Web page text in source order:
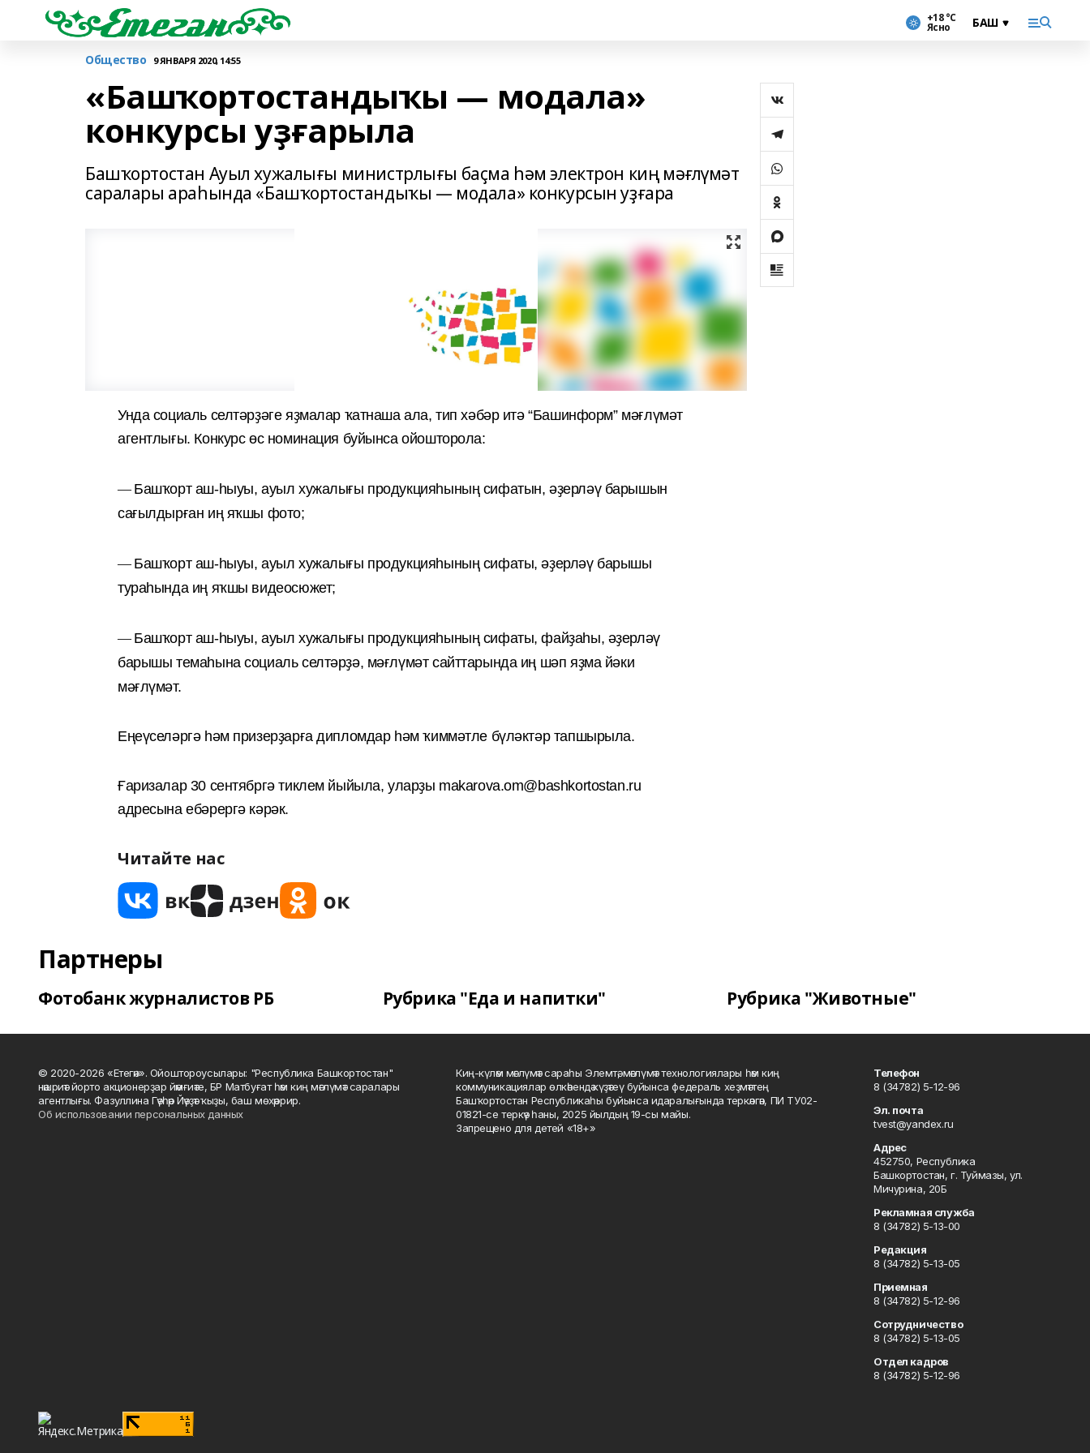
+18 °С
Ясно
Общество 9 ЯНВАРЯ 2020, 14:55
«Башҡортостандыҡы — модала»
конкурсы уҙғарыла
Башҡортостан Ауыл хужалығы министрлығы баҫма һәм электрон киң мәғлүмәт
саралары араһында «Башҡортостандыҡы — модала» конкурсын уҙғара
Унда социаль селтәрҙәге яҙмалар ҡатнаша ала, тип хәбәр итә “Башинформ” мәғлүмәт
агентлығы. Конкурс өс номинация буйынса ойошторола:
— Башҡорт аш-һыуы, ауыл хужалығы продукцияһының сифатын, әҙерләү барышын
сағылдырған иң яҡшы фото;
— Башҡорт аш-һыуы, ауыл хужалығы продукцияһының сифаты, әҙерләү барышы
тураһында иң яҡшы видеосюжет;
— Башҡорт аш-һыуы, ауыл хужалығы продукцияһының сифаты, файҙаһы, әҙерләү
барышы темаһына социаль селтәрҙә, мәғлүмәт сайттарында иң шәп яҙма йәки
мәғлүмәт.
Еңеүселәргә һәм призерҙарға дипломдар һәм ҡиммәтле бүләктәр тапшырыла.
Ғаризалар 30 сентябргә тиклем йыйыла, уларҙы makarova.om@bashkortostan.ru
адресына ебәрергә кәрәк.
Читайте нас
Партнеры
Фотобанк журналистов РБ Рубрика "Еда и напитки" Рубрика "Животные"
© 2020-2026 «Етегән». Ойоштороусылары: "Республика Башкортостан"
нәшриәт йорто акционерҙар йәмғиәте, БР Матбуғат һәм киң мәғлүмәт саралары
агентлығы. Фазуллина Гәүһәр Йәүҙәт ҡыҙы, баш мөхәррир.
Об использовании персональных данных
Киң-күләм мәғлүмәт сараһы Элемтә, мәғлүмәт технологиялары һәм киң
коммуникациялар өлкәһендә күҙәтеү буйынса федераль хеҙмәттең
Башҡортостан Республикаһы буйынса идаралығында теркәлгән, ПИ ТУ02-
01821-се теркәү һаны, 2025 йылдың 19-сы майы.
Запрещено для детей «18+»
Телефон
8 (34782) 5-12-96
Эл. почта
tvest@yandex.ru
Адрес
452750, Республика
Башкортостан, г. Туймазы, ул.
Мичурина, 20Б
Рекламная служба
8 (34782) 5-13-00
Редакция
8 (34782) 5-13-05
Приемная
8 (34782) 5-12-96
Сотрудничество
8 (34782) 5-13-05
Отдел кадров
8 (34782) 5-12-96